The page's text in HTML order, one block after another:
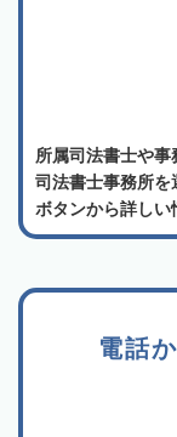
所属司法書士や
司法書士事務所を
ボタンから詳しい
電話